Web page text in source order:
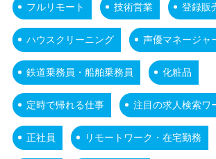
フルリモート 技術営業 登録販
ハウスクリーニング 声優マネージャ
鉄道乗務員・船舶乗務員 化粧品
定時で帰れる仕事 注目の求人検索ワ
正社員 リモートワーク・在宅勤務